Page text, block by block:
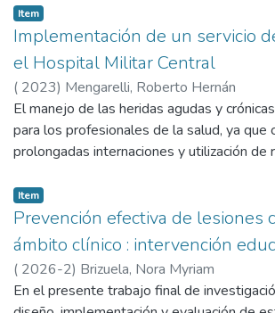
nivel de atención tiene un rol central en la
la estratificación del riesgo y el manejo
lesiones. Sin embargo, la evidencia
escasa disponibilidad de programas
profesionales en ejercicio, lo que puede
heterogéneas y decisiones clínicas poco
objetivo del estudio fue analizar el
intervención educativa en prevención del
clasificación de heridas sobre el
profesional y la práctica clínica del
de atención. Se desarrolló un diseño
observacional y descriptivo, con
pre/post intervención. La muestra estuvo
profesionales asistenciales y 12
Item
Implementación de un servicio
el Hospital Militar Central
( 2023) Mengarelli, Roberto Hernán
El manejo de las heridas agudas y
para los profesionales de la salud, ya que
prolongadas internaciones y utilización de
pacientes no es el correcto por diagnóstico
utilización de los recursos terapéuticos.
mejorar la profilaxis y el tratamiento de
heridas problemáticas es crear un centro
heridas multidisciplinario e independiente
tratamiento de todo tipo de heridas
Item
Prevención efectiva de lesiones
ámbito clínico : intervención
( 2026-2) Brizuela, Nora Myriam
En el presente trabajo final de